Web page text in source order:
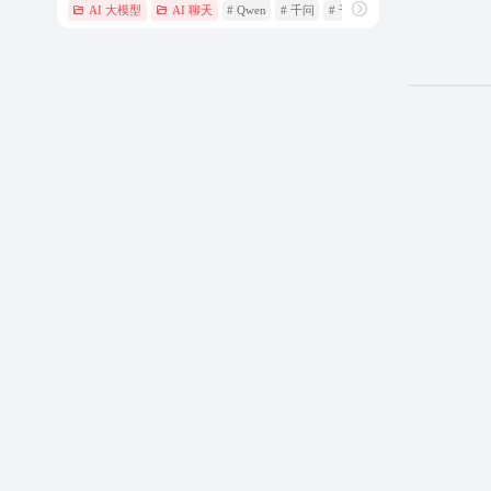
AI 大模型 AI 聊天 # Qwen # 千问 # 千问官网